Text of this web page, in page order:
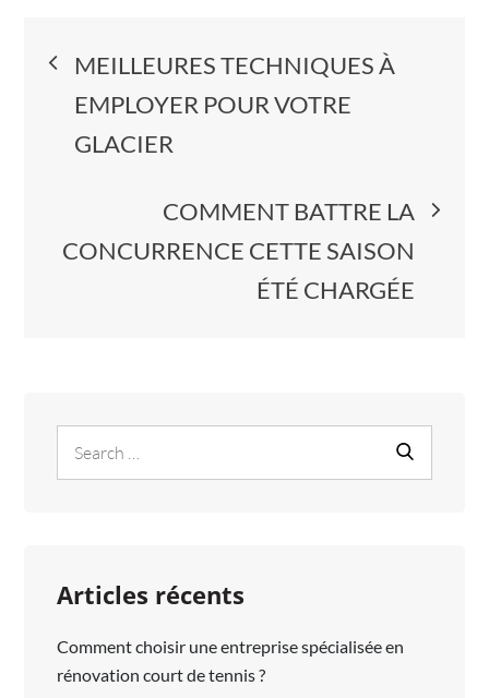
Navigation
de
l’article
MEILLEURES TECHNIQUES À
EMPLOYER POUR VOTRE
GLACIER
COMMENT BATTRE LA
CONCURRENCE CETTE SAISON
ÉTÉ CHARGÉE
for:
Articles récents
Comment choisir une entreprise spécialisée en
rénovation court de tennis ?